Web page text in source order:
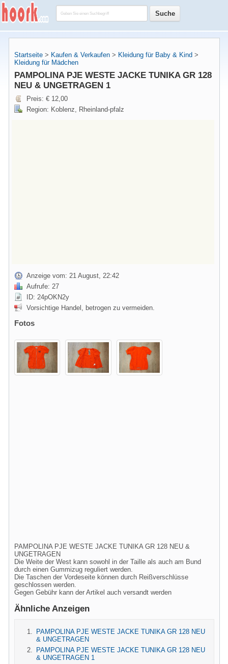
Startseite > Kaufen & Verkaufen > Kleidung für Baby & Kind >
Kleidung für Mädchen
PAMPOLINA PJE WESTE JACKE TUNIKA GR 128
NEU & UNGETRAGEN 1
Preis: € 12,00
Region: Koblenz, Rheinland-pfalz
Anzeige vom: 21 August, 22:42
Aufrufe: 27
ID: 24pOKN2y
Vorsichtige Handel, betrogen zu vermeiden.
Fotos
PAMPOLINA PJE WESTE JACKE TUNIKA GR 128 NEU &
UNGETRAGEN
Die Weite der West kann sowohl in der Taille als auch am Bund
durch einen Gummizug reguliert werden.
Die Taschen der Vordeseite können durch Reißverschlüsse
geschlossen werden.
Gegen Gebühr kann der Artikel auch versandt werden
Ähnliche Anzeigen
PAMPOLINA PJE WESTE JACKE TUNIKA GR 128 NEU
& UNGETRAGEN
PAMPOLINA PJE WESTE JACKE TUNIKA GR 128 NEU
& UNGETRAGEN 1